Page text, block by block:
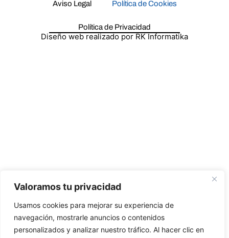
Valoramos tu privacidad
Usamos cookies para mejorar su experiencia de
navegación, mostrarle anuncios o contenidos
personalizados y analizar nuestro tráfico. Al hacer clic en
Aviso Legal Política de Cookies
Política de Privacidad
Diseño web realizado por RK Informatika